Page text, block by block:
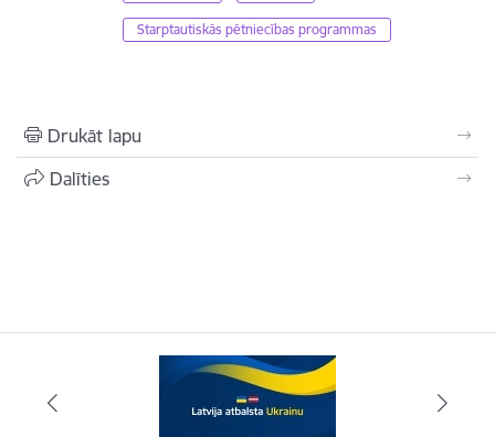
Starptautiskās pētniecības programmas
Drukāt lapu
Dalīties